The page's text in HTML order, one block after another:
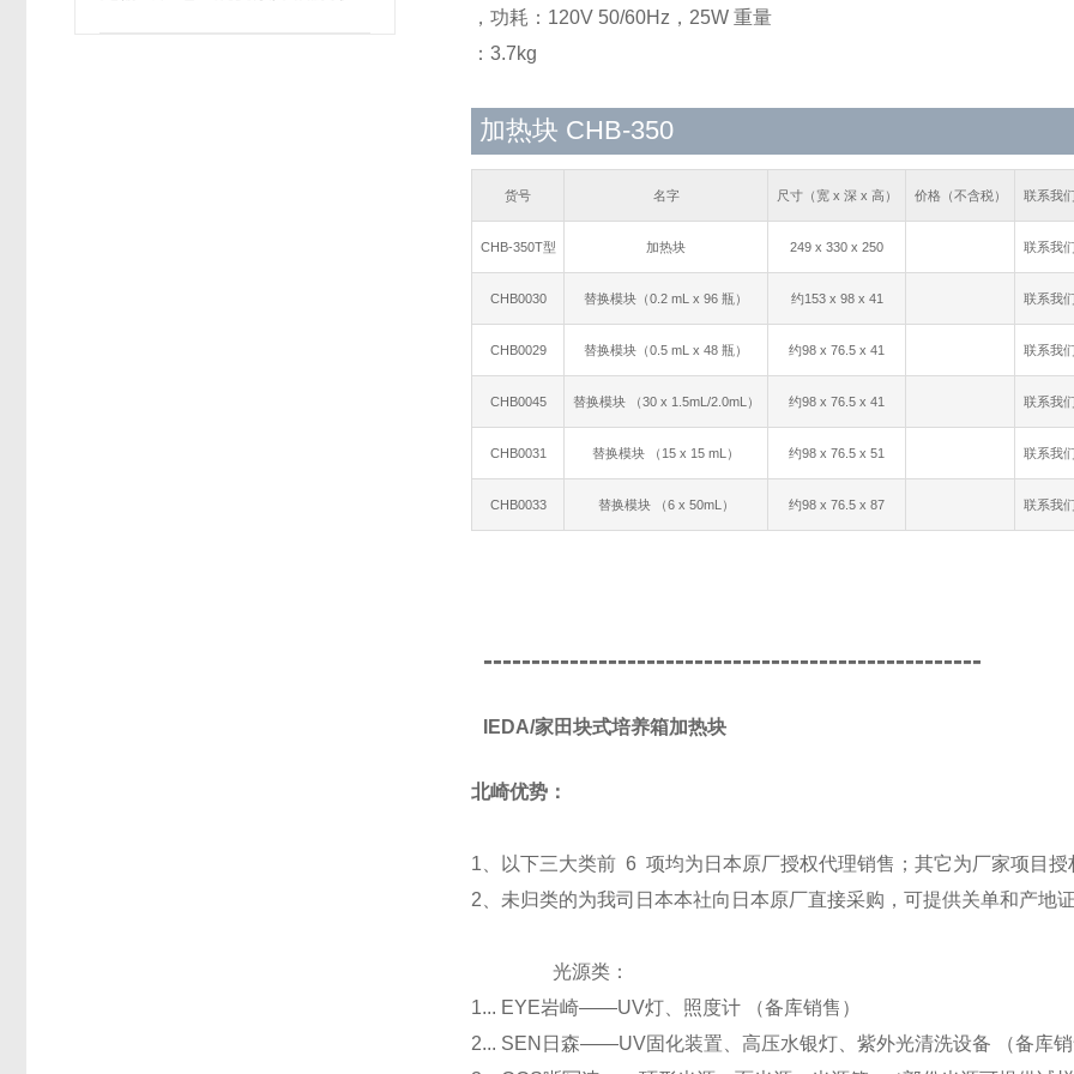
，功耗：120V 50/60Hz，25W 重量
：3.7kg
加热块 CHB-350
货号 名字 尺寸（宽 x 深 x 高） 价格（不含税） 联系我们
CHB-350T型 加热块 249 x 330 x 250 联系我们
CHB0030 替换模块（0.2 mL x 96 瓶） 约153 x 98 x 41 联系我们
CHB0029 替换模块（0.5 mL x 48 瓶） 约98 x 76.5 x 41 联系我们
CHB0045 替换模块 （30 x 1.5mL/2.0mL） 约98 x 76.5 x 41 联系我们
CHB0031 替换模块 （15 x 15 mL） 约98 x 76.5 x 51 联系我们
CHB0033 替换模块 （6 x 50mL） 约98 x 76.5 x 87 联系我们
----------------------------------------------------
IEDA/家田块式培养箱加热块
北崎优势：
1、以下三大类前 6 项均为日本原厂授权代理销售；其它为厂家项目授
2、未归类的为我司日本本社向日本原厂直接采购，可提供关单和产地证
光源类：
1... EYE岩崎——UV灯、照度计 （备库销售）
2... SEN日森——UV固化装置、高压水银灯、紫外光清洗设备 （备库销